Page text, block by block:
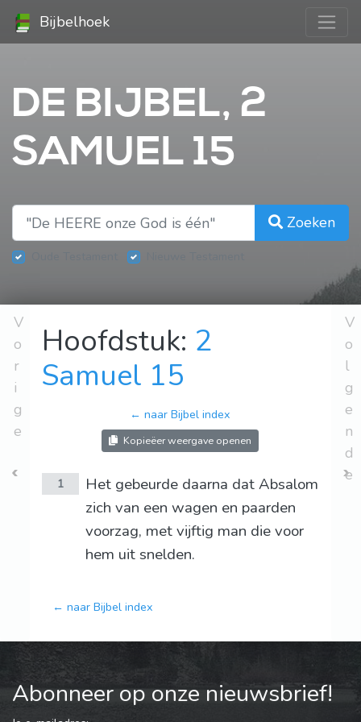
Bijbelhoek
DE BIJBEL, 2
SAMUEL 15
Zoeken
V
o
r
i
g
e
Hoofdstuk: 2
Samuel 15
← naar Bijbel index
Kopieëer weergave openen
1
Het gebeurde daarna dat Absalom
zich van een wagen en paarden
voorzag, met vijftig man die voor
hem uit snelden.
← naar Bijbel index
V
o
l
g
e
n
d
e
Abonneer op onze nieuwsbrief!